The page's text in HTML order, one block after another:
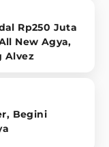
Rp250 Juta
New Agya,
Alvez
Begini